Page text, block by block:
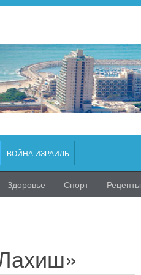
ВОЙНА ИЗРАИЛЬ
Здоровье Спорт Рецепты